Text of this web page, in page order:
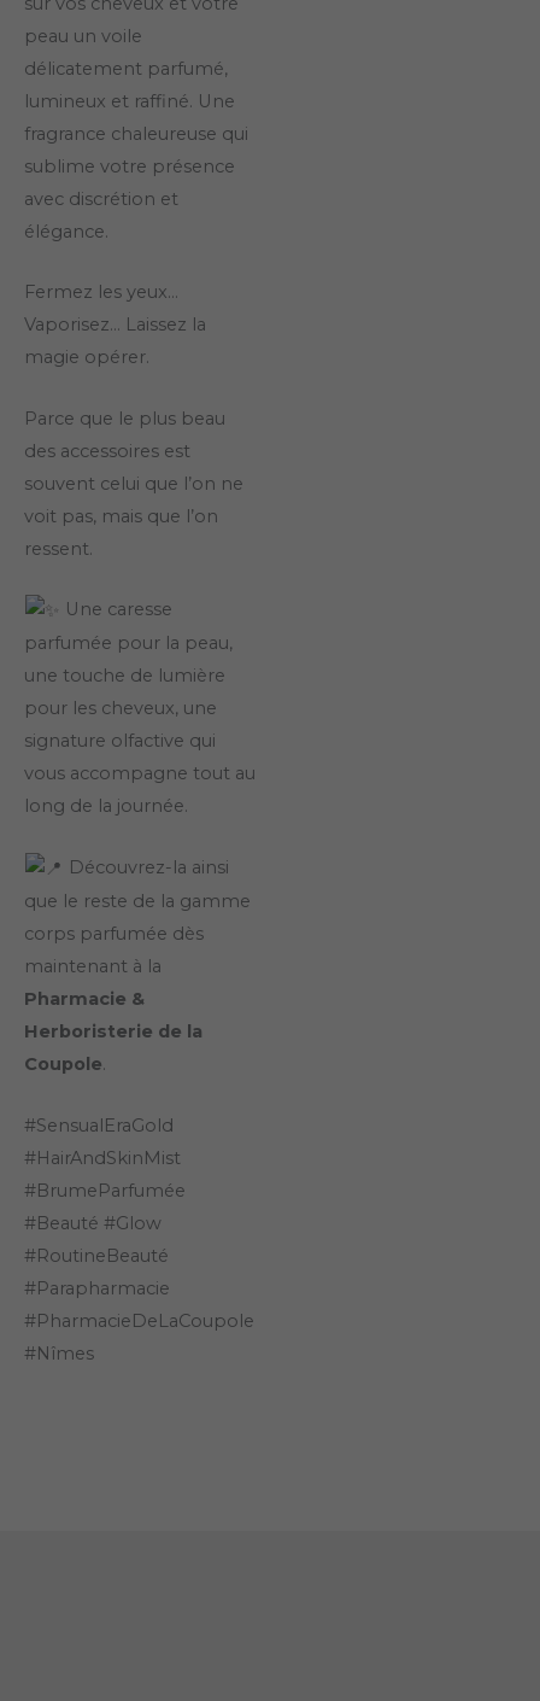
peau un voile
délicatement parfumé,
lumineux et raffiné. Une
fragrance chaleureuse qui
sublime votre présence
avec discrétion et
élégance.
Fermez les yeux…
Vaporisez… Laissez la
magie opérer.
Parce que le plus beau
des accessoires est
souvent celui que l’on ne
voit pas, mais que l’on
ressent.
Une caresse
parfumée pour la peau,
une touche de lumière
pour les cheveux, une
signature olfactive qui
vous accompagne tout au
long de la journée.
Découvrez-la ainsi
que le reste de la gamme
corps parfumée dès
maintenant à la
Pharmacie &
Herboristerie de la
Coupole.
#SensualEraGold
#HairAndSkinMist
#BrumeParfumée
#Beauté #Glow
#RoutineBeauté
#Parapharmacie
#PharmacieDeLaCoupole
#Nîmes